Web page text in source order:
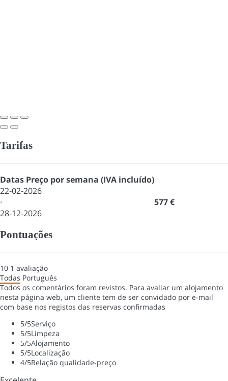
Tarifas
Datas Preço por semana (IVA incluído)
22-02-2026
·
28-12-2026
577 €
Pontuações
10 1 avaliação
Todas Português
Todos os comentários foram revistos. Para avaliar um alojamento
nesta página web, um cliente tem de ser convidado por e-mail
com base nos registos das reservas confirmadas
5/5Serviço
5/5Limpeza
5/5Alojamento
5/5Localização
4/5Relação qualidade-preço